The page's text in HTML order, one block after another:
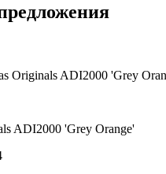
ADI2000 'Grey Orange'